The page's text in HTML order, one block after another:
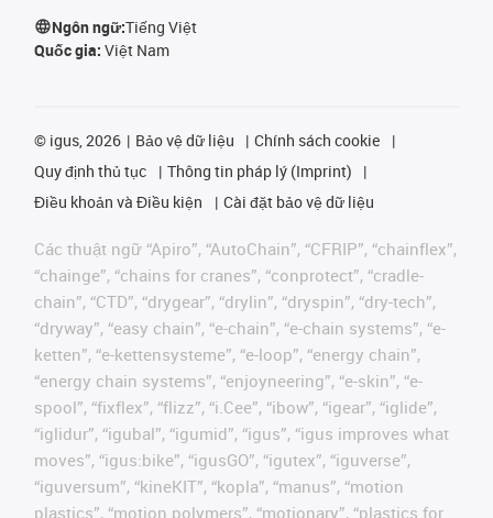
Ngôn ngữ:Tiếng Việt
Quốc gia: Việt Nam
© igus, 2026 Bảo vệ dữ liệu
Chính sách cookie
Quy định thủ tục
Thông tin pháp lý (Imprint)
Điều khoản và Điều kiện
Cài đặt bảo vệ dữ liệu
Các thuật ngữ “Apiro”, “AutoChain”, “CFRIP”, “chainflex”,
“chainge”, “chains for cranes”, “conprotect”, “cradle-
chain”, “CTD”, “drygear”, “drylin”, “dryspin”, “dry-tech”,
“dryway”, “easy chain”, “e-chain”, “e-chain systems”, “e-
ketten”, “e-kettensysteme”, “e-loop”, “energy chain”,
“energy chain systems”, “enjoyneering”, “e-skin”, “e-
spool”, “fixflex”, “flizz”, “i.Cee”, “ibow”, “igear”, “iglide”,
“iglidur”, “igubal”, “igumid”, “igus”, “igus improves what
moves”, “igus:bike”, “igusGO”, “igutex”, “iguverse”,
“iguversum”, “kineKIT”, “kopla”, “manus”, “motion
plastics”, “motion polymers”, “motionary”, “plastics for